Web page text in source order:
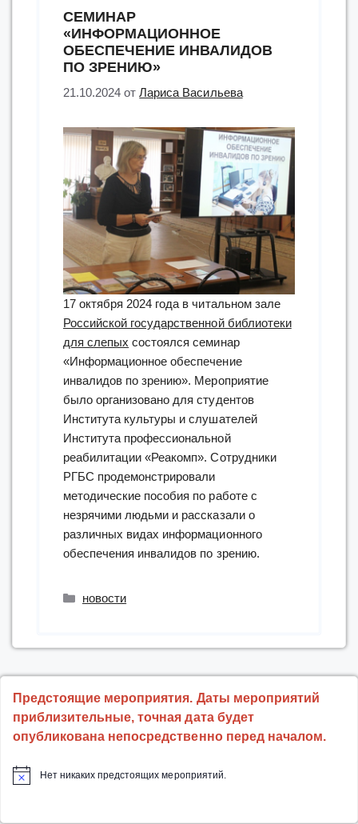
СЕМИНАР
«ИНФОРМАЦИОННОЕ
ОБЕСПЕЧЕНИЕ ИНВАЛИДОВ
ПО ЗРЕНИЮ»
21.10.2024 отЛариса Васильева
17 октября 2024 года в читальном зале
Российской государственной библиотеки
для слепых состоялся семинар
«Информационное обеспечение
инвалидов по зрению». Мероприятие
было организовано для студентов
Института культуры и слушателей
Института профессиональной
реабилитации «Реакомп». Сотрудники
РГБС продемонстрировали
методические пособия по работе с
незрячими людьми и рассказали о
различных видах информационного
обеспечения инвалидов по зрению.
Рубрики
новости
Предстоящие мероприятия. Даты мероприятий
приблизительные, точная дата будет
опубликована непосредственно перед началом.
Нет никаких предстоящих мероприятий.